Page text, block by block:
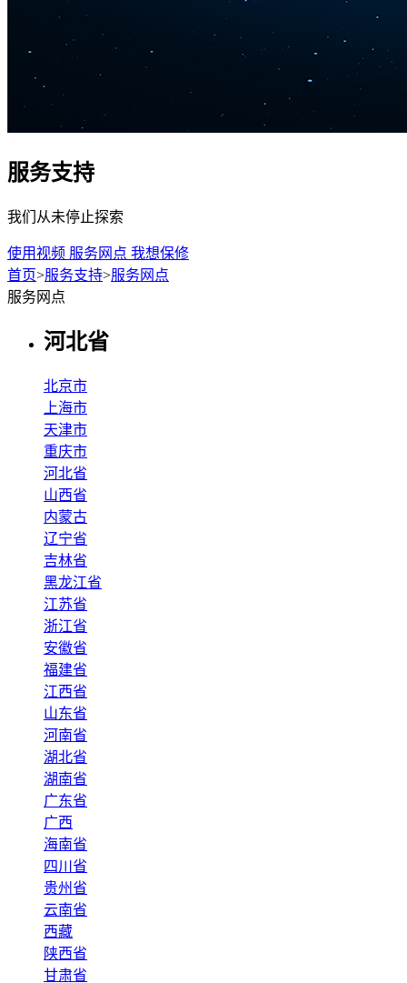
服务支持
我们从未停止探索
使用视频 服务网点 我想保修
首页>服务支持>服务网点
服务网点
河北省
北京市
上海市
天津市
重庆市
河北省
山西省
内蒙古
辽宁省
吉林省
黑龙江省
江苏省
浙江省
安徽省
福建省
江西省
山东省
河南省
湖北省
湖南省
广东省
广西
海南省
四川省
贵州省
云南省
西藏
陕西省
甘肃省